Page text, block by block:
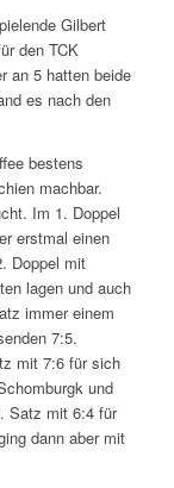
Gilbert
den TCK
an 5 hatten beide
es nach den
bestens
machbar.
Im 1. Doppel
erstmal einen
Doppel mit
lagen und auch
immer einem
7:5.
mit 7:6 für sich
und
Satz mit 6:4 für
dann aber mit